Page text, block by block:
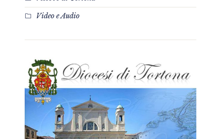
Video e Audio